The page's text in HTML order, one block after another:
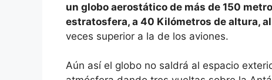
un globo aerostático de más de 150
estratosfera, a 40 Kilómetros de altura, al
veces superior a la de los aviones.
Aún así el globo no saldrá al espacio